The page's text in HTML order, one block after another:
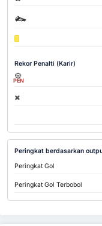
Rekor Penalti (Karir)
PEN
Peringkat berdasarkan
Peringkat Gol
Peringkat Gol Terbobol